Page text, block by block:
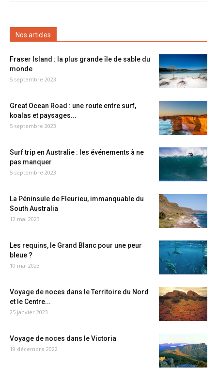
Nos articles
Fraser Island : la plus grande île de sable du
monde
5 septembre 2023
Great Ocean Road : une route entre surf,
koalas et paysages...
5 septembre 2023
Surf trip en Australie : les événements à ne
pas manquer
5 septembre 2023
La Péninsule de Fleurieu, immanquable du
South Australia
12 mai 2023
Les requins, le Grand Blanc pour une peur
bleue ?
10 mai 2023
Voyage de noces dans le Territoire du Nord
et le Centre...
25 janvier 2023
Voyage de noces dans le Victoria
19 décembre 2022